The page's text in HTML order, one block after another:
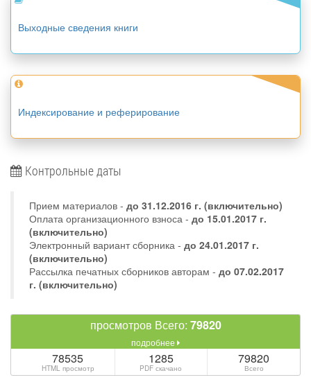
Выходные сведения книги
Индексирование и реферирование
Контрольные даты
Прием материалов - до 31.12.2016 г. (включительно)
Оплата организационного взноса - до 15.01.2017 г.
(включительно)
Электронный вариант сборника - до 24.01.2017 г.
(включительно)
Рассылка печатных сборников авторам - до 07.02.2017
г. (включительно)
просмотров Всего: 79820
подробнее
78535
HTML просмотр
1285
PDF скачано
79820
Всего